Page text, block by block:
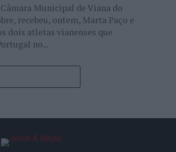
Municipal de Viana do
recebeu, ontem, Marta Paço e
dois atletas vianenses que
no...